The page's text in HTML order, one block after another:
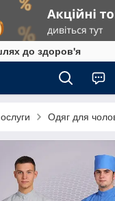
до здоров'я
Одяг для